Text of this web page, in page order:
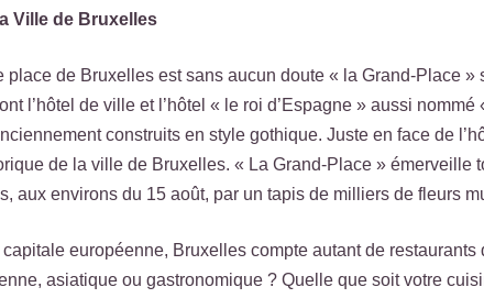
Ville de Bruxelles
place de Bruxelles est sans aucun doute « la Grand-Place
l’hôtel de ville et l’hôtel « le roi d’Espagne » aussi
construits en style gothique. Juste en face de
de la ville de Bruxelles. « La Grand-Place » émerveille
aux environs du 15 août, par un tapis de milliers de fleurs
capitale européenne, Bruxelles compte autant de
asiatique ou gastronomique ? Quelle que soit votre